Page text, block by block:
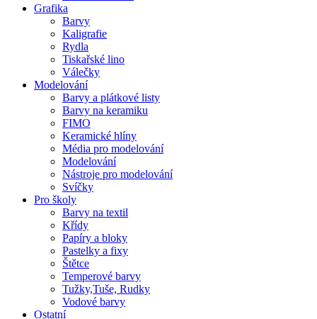
Grafika
Barvy
Kaligrafie
Rydla
Tiskařské lino
Válečky
Modelování
Barvy a plátkové listy
Barvy na keramiku
FIMO
Keramické hlíny
Média pro modelování
Modelování
Nástroje pro modelování
Svíčky
Pro školy
Barvy na textil
Křídy
Papíry a bloky
Pastelky a fixy
Štětce
Temperové barvy
Tužky,Tuše, Rudky
Vodové barvy
Ostatní